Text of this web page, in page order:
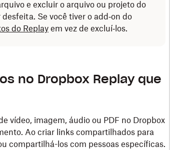
e excluir o arquivo ou projeto do
Se você tiver o add‑on do
do Replayem vez de excluí‑los.
no Dropbox Replay que
vídeo, imagem, áudio ou PDF no Dropbox
Ao criar links compartilhados para
compartilhá-los com pessoas específicas.